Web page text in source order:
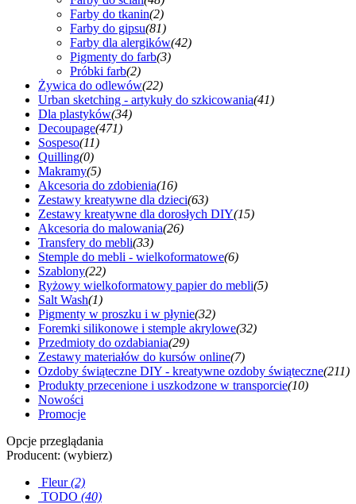
Farby do tkanin(2)
Farby do gipsu(81)
Farby dla alergików(42)
Pigmenty do farb(3)
Próbki farb(2)
Żywica do odlewów(22)
Urban sketching - artykuły do szkicowania(41)
Dla plastyków(34)
Decoupage(471)
Sospeso(11)
Quilling(0)
Makramy(5)
Akcesoria do zdobienia(16)
Zestawy kreatywne dla dzieci(63)
Zestawy kreatywne dla dorosłych DIY(15)
Akcesoria do malowania(26)
Transfery do mebli(33)
Stemple do mebli - wielkoformatowe(6)
Szablony(22)
Ryżowy wielkoformatowy papier do mebli(5)
Salt Wash(1)
Pigmenty w proszku i w płynie(32)
Foremki silikonowe i stemple akrylowe(32)
Przedmioty do ozdabiania(29)
Zestawy materiałów do kursów online(7)
Ozdoby świąteczne DIY - kreatywne ozdoby świąteczne(211)
Produkty przecenione i uszkodzone w transporcie(10)
Nowości
Promocje
Opcje przeglądania
Producent: (wybierz)
Fleur (2)
TODO (40)